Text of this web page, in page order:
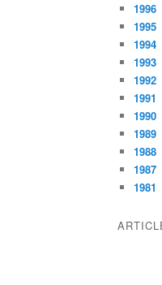
1996
1995
1994
1993
1992
1991
1990
1989
1988
1987
1981